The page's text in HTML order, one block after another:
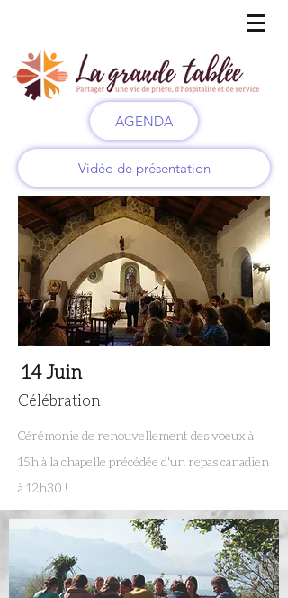
AGENDA
Vidéo de présentation
14 Juin
Célébration
Cérémonie de renouvellement des voeux à
15h à la chapelle précédée d'un repas canadien
à 12h30 !